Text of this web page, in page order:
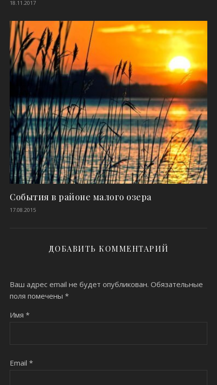
18.11.2017
События в районе малого озера
17.08.2015
ДОБАВИТЬ КОММЕНТАРИЙ
Ваш адрес email не будет опубликован. Обязательные
поля помечены *
Имя *
Email *